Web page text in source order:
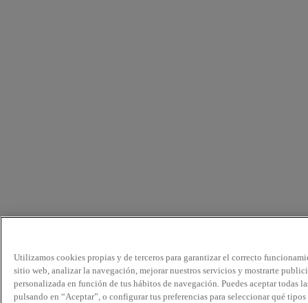
Utilizamos cookies propias y de terceros para garantizar el correcto
sitio web, analizar la navegación, mejorar nuestros servicios y mostrarte
personalizada en función de tus hábitos de navegación. Puedes aceptar todas
pulsando en “Aceptar”, o configurar tus preferencias para seleccionar qué tipos